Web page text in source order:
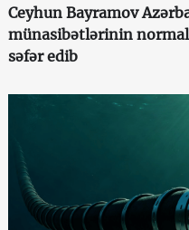
Ceyhun Bayramov
münasibətlərinin
səfər edib